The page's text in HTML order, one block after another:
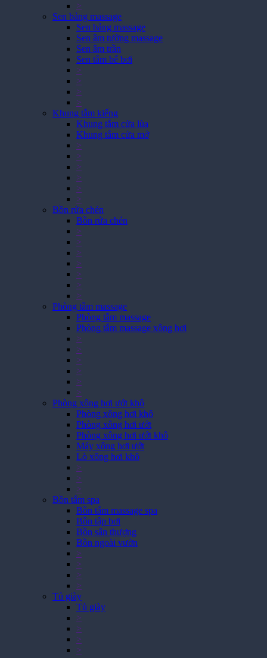
>
Sen bảng massage
Sen bảng massage
Sen âm tường massage
Sen âm trần
Sen tắm bể bơi
>
>
>
>
Khung tắm kiếng
Khung tắm cửa lùa
Khung tắm cửa mở
>
>
>
>
>
>
Bồn rửa chén
Bồn rửa chén
>
>
>
>
>
>
>
Phòng tắm massage
Phòng tắm massage
Phòng tắm massage xông hơi
>
>
>
>
>
>
Phòng xông hơi ướt khô
Phòng xông hơi khô
Phòng xông hơi ướt
Phòng xông hơi ướt khô
Máy xông hơi ướt
Lò xông hơi khô
>
>
>
Bồn tắm spa
Bồn tắm massage spa
Bồn tập bơi
Bồn sân thượng
Bồn ngoài vườn
>
>
>
>
Tủ giày
Tủ giày
>
>
>
>